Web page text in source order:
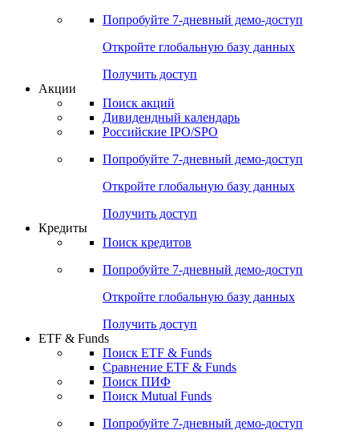
Попробуйте 7-дневный демо-доступ
Откройте глобальную базу данных
Получить доступ
Акции
Поиск акций
Дивидендный календарь
Российские IPO/SPO
Попробуйте 7-дневный демо-доступ
Откройте глобальную базу данных
Получить доступ
Кредиты
Поиск кредитов
Попробуйте 7-дневный демо-доступ
Откройте глобальную базу данных
Получить доступ
ETF & Funds
Поиск ETF & Funds
Сравнение ETF & Funds
Поиск ПИФ
Поиск Mutual Funds
Попробуйте 7-дневный демо-доступ